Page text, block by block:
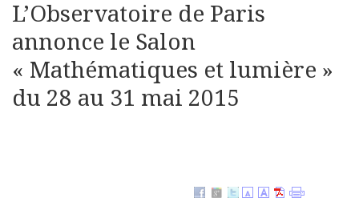
L’Observatoire de Paris
annonce le Salon
« Mathématiques et lumière »
du 28 au 31 mai 2015